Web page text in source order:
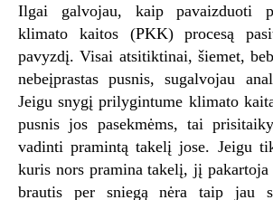
Ilgai galvojau, kaip pavaizduoti
klimato kaitos (PKK) procesą
pavyzdį. Visai atsitiktinai, šiemet,
nebeįprastas pusnis, sugalvojau
Jeigu snygį prilygintume klimato
pusnis jos pasekmėms, tai
vadinti pramintą takelį jose. Jeigu
kuris nors pramina takelį, jį
brautis per sniegą nėra taip jau